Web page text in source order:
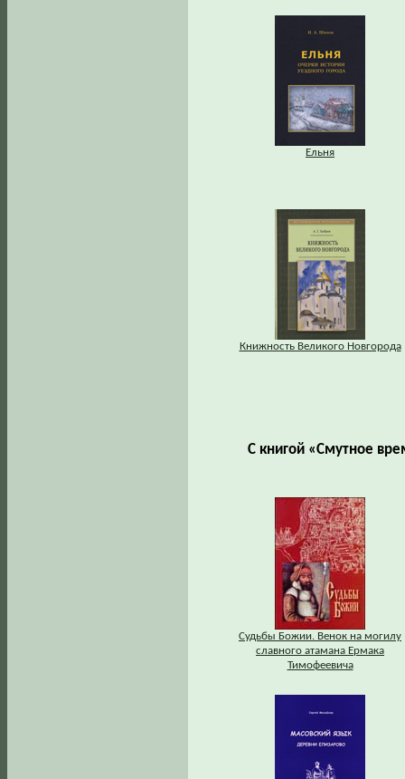
Ельня
Книжность Великого Новгорода
С книгой «Смутное
Судьбы Божии. Венок на могилу
славного атамана Ермака
Тимофеевича